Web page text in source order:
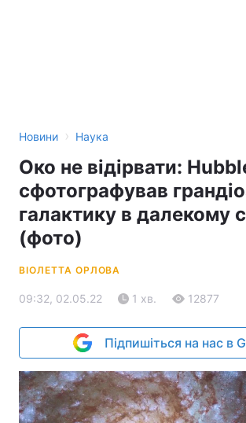
Новини › Наука
Око не відірвати:
сфотографував
галактику в далекому
(фото)
ВІОЛЕТТА ОРЛОВА
09:32, 02.05.22 1 хв. 12877
Підпишіться на нас в